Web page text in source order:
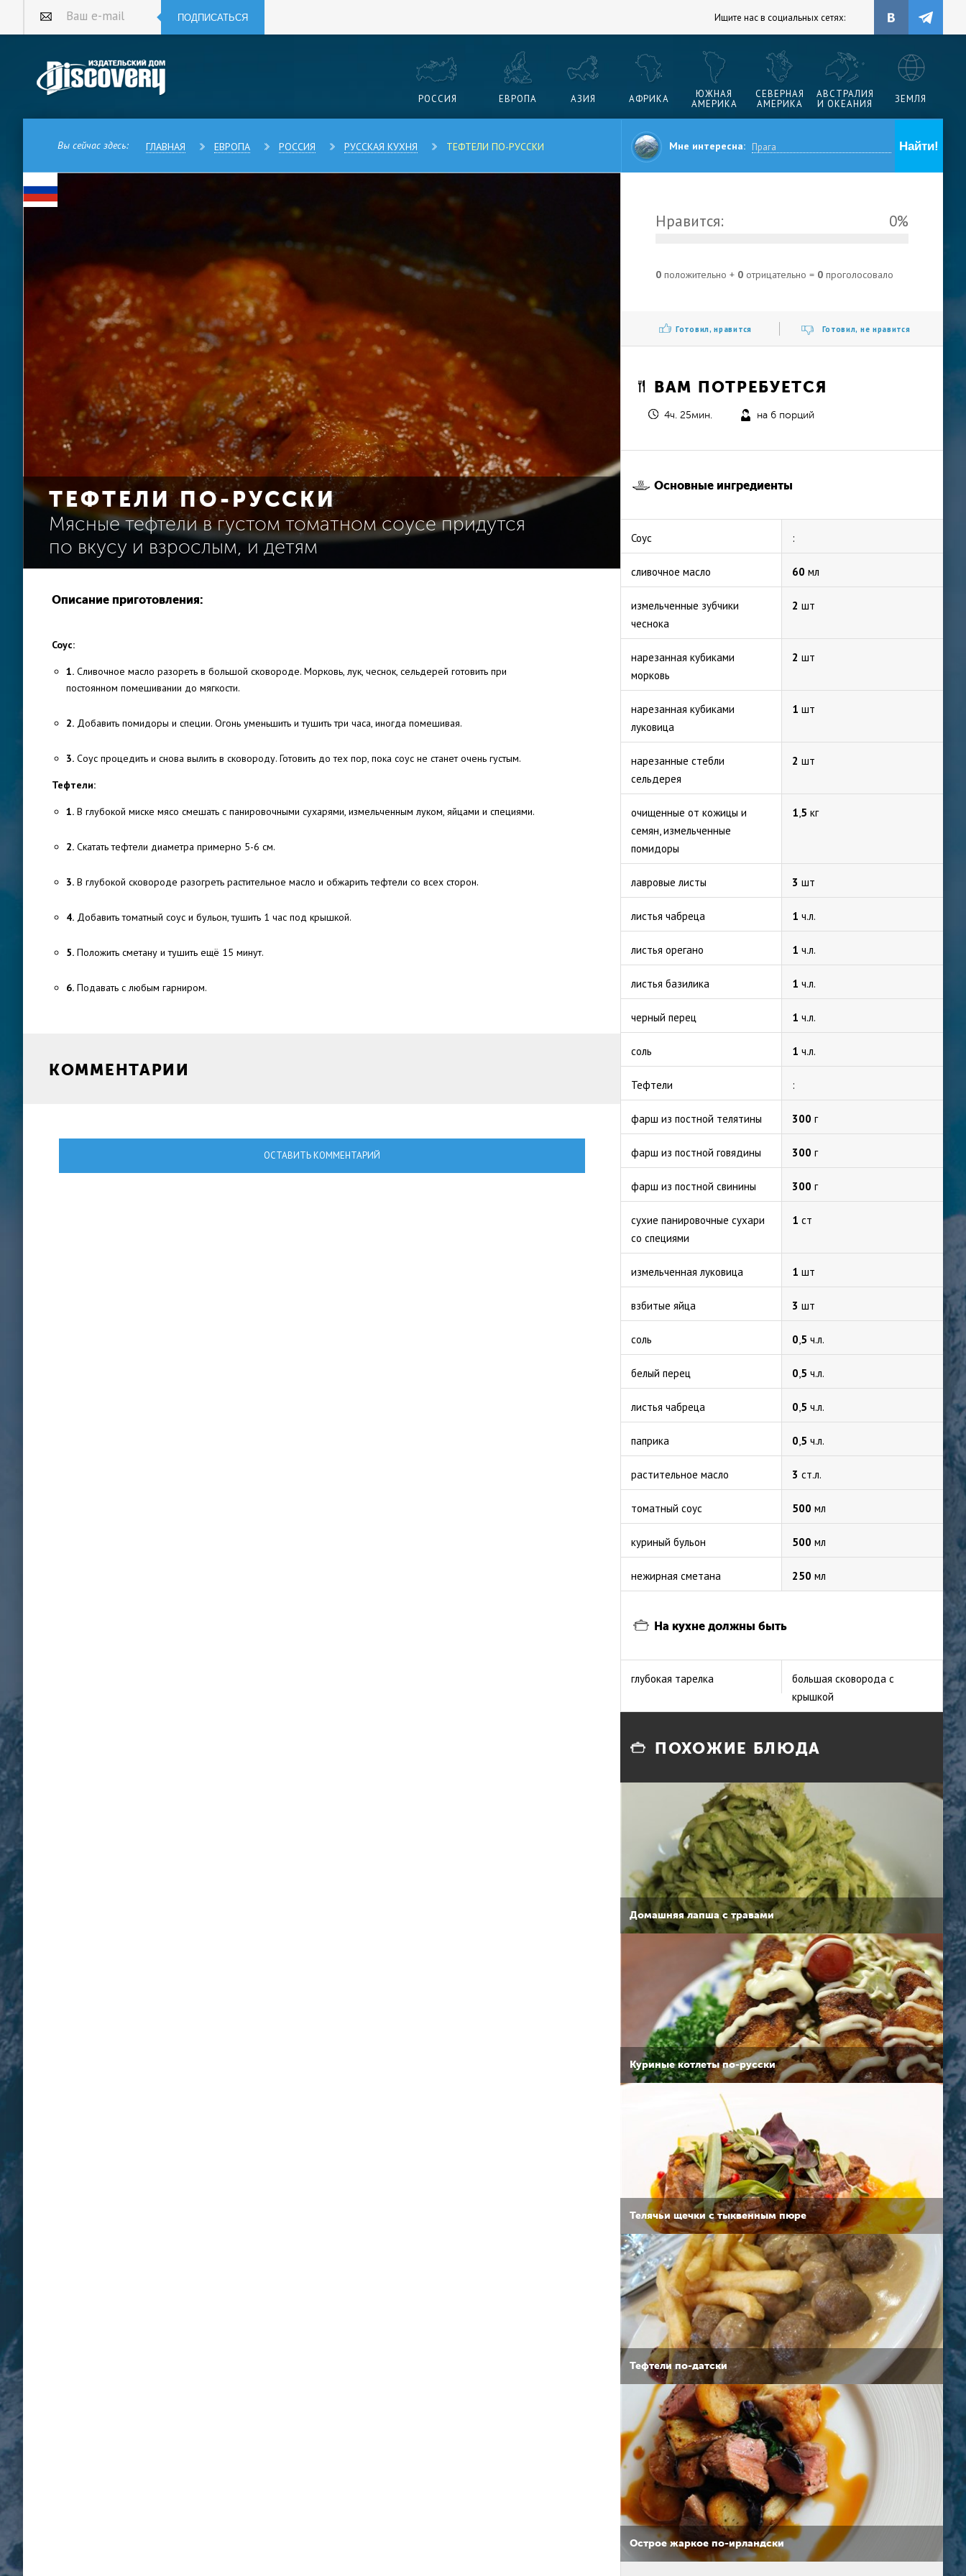
Ваш e-mail ПОДПИСАТЬСЯ Ищите нас в социальных сетях:
РОССИЯ ЕВРОПА АЗИЯ АФРИКА
ЮЖНАЯ
АМЕРИКА
СЕВЕРНАЯ
АМЕРИКА
АВСТРАЛИЯ
И ОКЕАНИЯ
ЗЕМЛЯ
Вы сейчас здесь: ГЛАВНАЯ ЕВРОПА РОССИЯ РУССКАЯ КУХНЯ ТЕФТЕЛИ ПО-РУССКИ Мне интересна:
ТЕФТЕЛИ ПО-РУССКИ
Мясные тефтели в густом томатном соусе придутся
по вкусу и взрослым, и детям
Описание приготовления:
Соус:
1. Сливочное масло разореть в большой сковороде. Морковь, лук, чеснок, сельдерей готовить при
постоянном помешивании до мягкости.
2. Добавить помидоры и специи. Огонь уменьшить и тушить три часа, иногда помешивая.
3. Соус процедить и снова вылить в сковороду. Готовить до тех пор, пока соус не станет очень густым.
Тефтели:
1. В глубокой миске мясо смешать с панировочными сухарями, измельченным луком, яйцами и специями.
2. Скатать тефтели диаметра примерно 5-6 см.
3. В глубокой сковороде разогреть растительное масло и обжарить тефтели со всех сторон.
4. Добавить томатный соус и бульон, тушить 1 час под крышкой.
5. Положить сметану и тушить ещё 15 минут.
6. Подавать с любым гарниром.
КОММЕНТАРИИ
ОСТАВИТЬ КОММЕНТАРИЙ
Нравится: 0%
0 положительно + 0 отрицательно = 0 проголосовало
Готовил, нравится Готовил, не нравится
ВАМ ПОТРЕБУЕТСЯ
4ч. 25мин. на 6 порций
Основные ингредиенты
Соус :
сливочное масло 60 мл
измельченные зубчики
чеснока
2 шт
нарезанная кубиками
морковь
2 шт
нарезанная кубиками
луковица
1 шт
нарезанные стебли
сельдерея
2 шт
очищенные от кожицы и
семян, измельченные
помидоры
1,5 кг
лавровые листы 3 шт
листья чабреца 1 ч.л.
листья орегано 1 ч.л.
листья базилика 1 ч.л.
черный перец 1 ч.л.
соль 1 ч.л.
Тефтели :
фарш из постной телятины 300 г
фарш из постной говядины 300 г
фарш из постной свинины 300 г
сухие панировочные сухари
со специями
1 ст
измельченная луковица 1 шт
взбитые яйца 3 шт
соль 0,5 ч.л.
белый перец 0,5 ч.л.
листья чабреца 0,5 ч.л.
паприка 0,5 ч.л.
растительное масло 3 ст.л.
томатный соус 500 мл
куриный бульон 500 мл
нежирная сметана 250 мл
На кухне должны быть
глубокая тарелка
большая сковорода с
крышкой
ПОХОЖИЕ БЛЮДА
Домашняя лапша с травами
Куриные котлеты по-русски
Телячьи щечки с тыквенным пюре
Тефтели по-датски
Острое жаркое по-ирландски